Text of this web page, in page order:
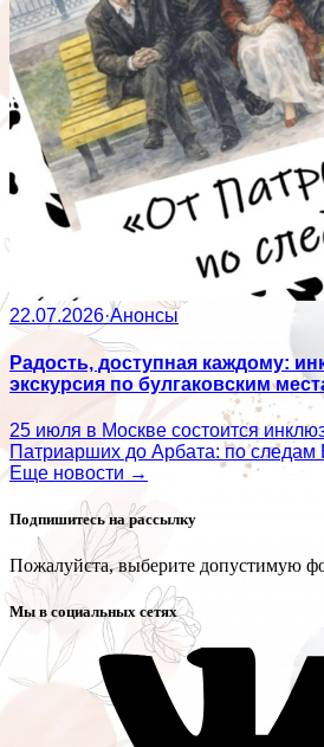
22.07.2026·Анонсы
Радость, доступная каждому:
экскурсия по булгаковским
25 июля в Москве состоится
Патриарших до Арбата: по следам
Еще новости →
Подпишитесь на рассылку
Пожалуйста, выберите допустимую
Мы в социальных сетях